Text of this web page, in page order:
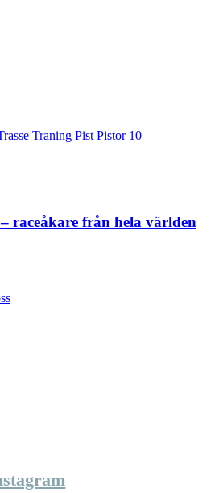
raceåkare från hela världen